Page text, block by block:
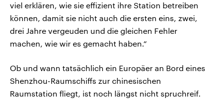
viel erklären, wie sie effizient ihre Station betreiben
können, damit sie nicht auch die ersten eins, zwei,
drei Jahre vergeuden und die gleichen Fehler
machen, wie wir es gemacht haben.“
Ob und wann tatsächlich ein Europäer an Bord eines
Shenzhou-Raumschiffs zur chinesischen
Raumstation fliegt, ist noch längst nicht spruchreif.